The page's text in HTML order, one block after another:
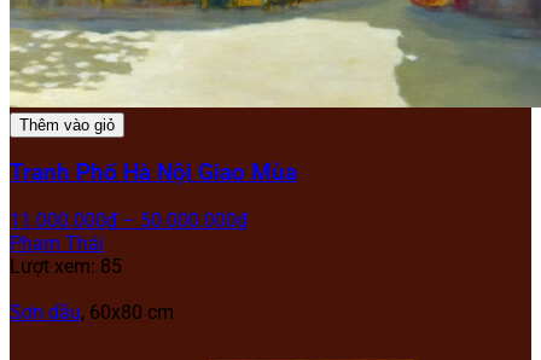
Thêm vào giỏ
Tranh Phố Hà Nội Giao Mùa
11.000.000₫ – 50.000.000₫
Phạm Thái
Lượt xem: 85
Sơn dầu, 60x80 cm